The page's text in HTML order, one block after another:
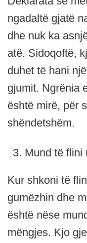
ngadaltë gjatë
dhe nuk ka
atë. Sidoqoftë,
duhet të hani
gjumit. Ngrënia
është mirë, për
shëndetshëm.
Mund të flini
Kur shkoni të
gumëzhin dhe
është nëse
mëngjes. Kjo